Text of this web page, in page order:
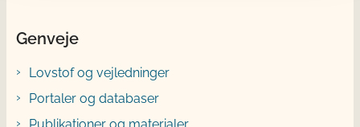
Genveje
Lovstof og vejledninger
Portaler og databaser